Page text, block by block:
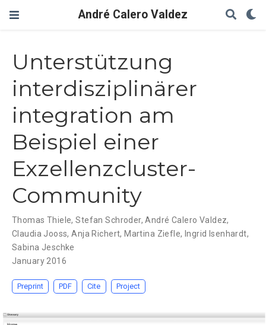
André Calero Valdez
Unterstützung
interdisziplinärer
integration am
Beispiel einer
Exzellenzcluster-
Community
Thomas Thiele,Stefan Schroder,André Calero Valdez,
Claudia Jooss,Anja Richert, Martina Ziefle, Ingrid Isenhardt,
Sabina Jeschke
January 2016
Preprint PDF Cite Project